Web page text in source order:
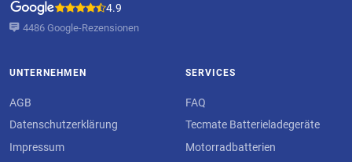
4.9
4486 Google-Rezensionen
UNTERNEHMEN
AGB
Datenschutzerklärung
Impressum
SERVICES
FAQ
Tecmate Batterieladegeräte
Motorradbatterien